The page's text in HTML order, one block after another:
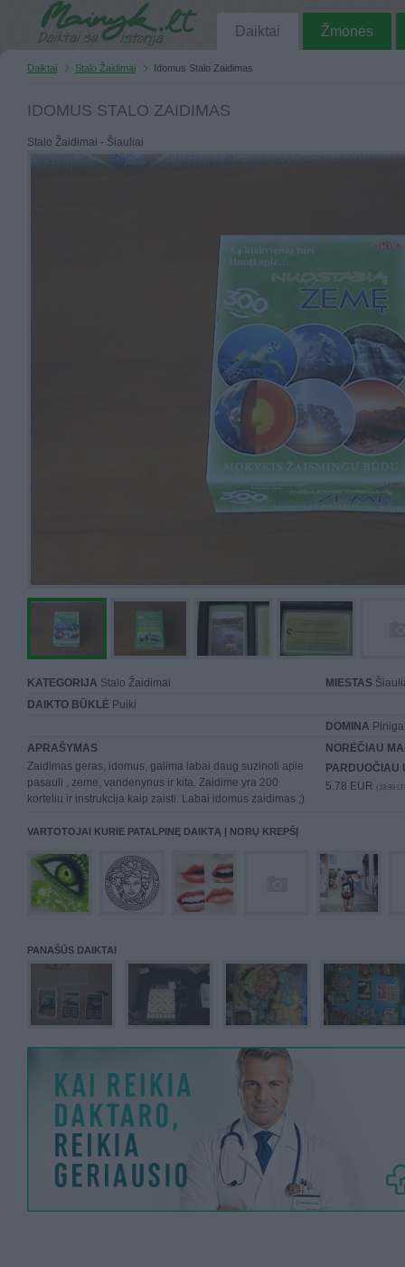
Daiktai Žmonės
Daiktai Stalo Žaidimai Idomus Stalo Zaidimas
IDOMUS STALO ZAIDIMAS
Stalo Žaidimai - Šiauliai
KATEGORIJA Stalo Žaidimai MIESTAS
DAIKTO BŪKLĖ Puiki
DOMINA
APRAŠYMAS
Zaidimas geras, idomus, galima labai daug suzinoti apie
pasauli , zeme, vandenynus ir kita. Zaidime yra 200
korteliu ir instrukcija kaip zaisti. Labai idomus zaidimas ;)
NORĖČIAU
PARDUOČIAU
5.78 EUR (19,99
VARTOTOJAI KURIE PATALPINĘ DAIKTĄ Į NORŲ KREPŠĮ
PANAŠŪS DAIKTAI